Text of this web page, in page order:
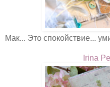
Мак... Это спокойствие...
Irina